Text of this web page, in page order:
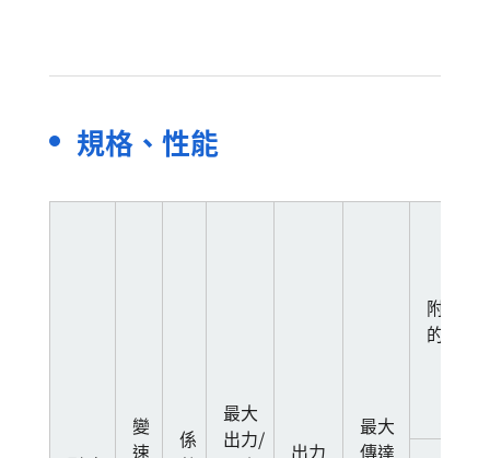
規格、性能
變
速
係
最大
出力/
出力
最大
傳達
附有減
的減數